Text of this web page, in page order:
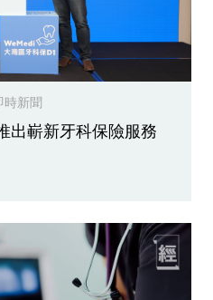
時新聞
出嶄新牙科保險服務